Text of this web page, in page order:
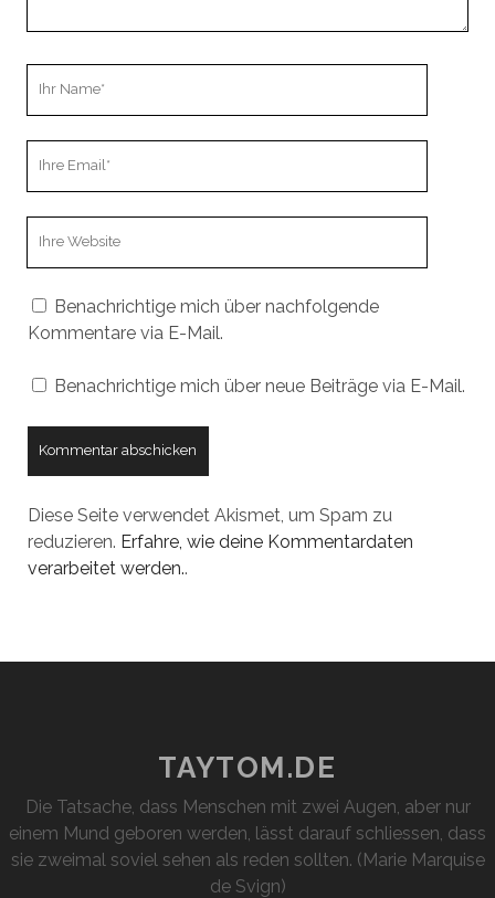
Benachrichtige mich über nachfolgende
Kommentare via E-Mail.
Benachrichtige mich über neue Beiträge via E-Mail.
Diese Seite verwendet Akismet, um Spam zu
reduzieren. Erfahre, wie deine Kommentardaten
verarbeitet werden..
TAYTOM.DE
Die Tatsache, dass Menschen mit zwei Augen, aber nur
einem Mund geboren werden, lässt darauf schliessen, dass
sie zweimal soviel sehen als reden sollten. (Marie Marquise
de Svign)